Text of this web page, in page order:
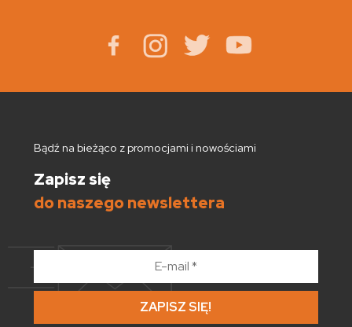
Bądź na bieżąco z promocjami i nowościami
Zapisz się
do naszego newslettera
*